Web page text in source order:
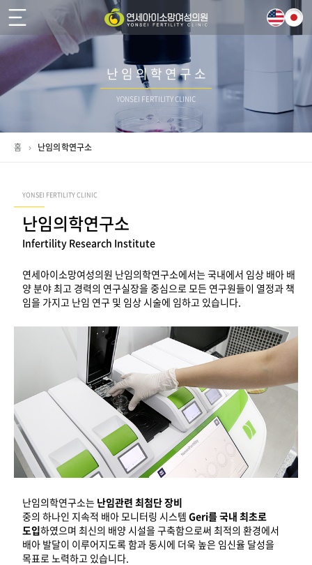
난 임 의 학 연 구 소
YONSEI FERTILITY CLINIC
홈 › 난임의학연구소
YONSEI FERTILITY CLINIC
난임의학연구소
Infertility Research Institute
연세아이소망여성의원 난임의학연구소에서는 국내에서 임상 배아 배
양 분야 최고 경력의 연구실장을 중심으로 모든 연구원들이 열정과 책
임을 가지고 난임 연구 및 임상 시술에 임하고 있습니다.
난임의학연구소는 난임관련 최첨단 장비
중의 하나인 지속적 배아 모니터링 시스템 Geri를 국내 최초로
도입하였으며 최신의 배양 시설을 구축함으로써 최적의 환경에서
배아 발달이 이루어지도록 함과 동시에 더욱 높은 임신율 달성을
목표로 노력하고 있습니다.